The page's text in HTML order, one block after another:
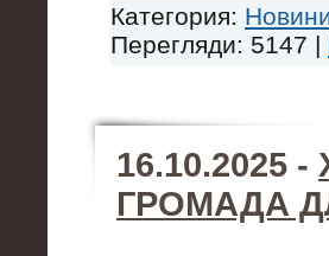
Категория:
Перегляди: 5147 |
16.10.2025 -
ГРОМАДА